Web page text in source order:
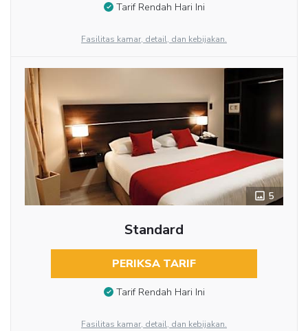
Tarif Rendah Hari Ini
Fasilitas kamar, detail, dan kebijakan.
5
Standard
PERIKSA TARIF
Tarif Rendah Hari Ini
Fasilitas kamar, detail, dan kebijakan.